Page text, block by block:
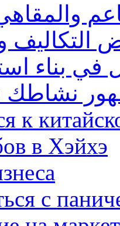
بناء
к
в Хэйхэ
с